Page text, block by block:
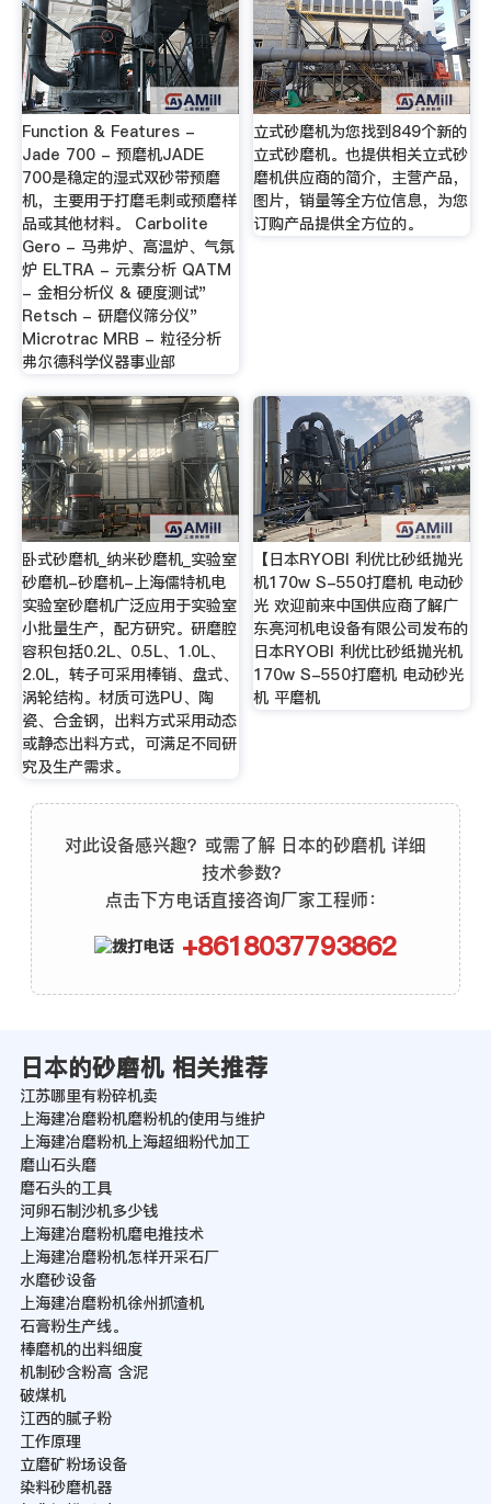
Function & Features -
Jade 700 - 预磨机JADE
700是稳定的湿式双砂带预磨
机，主要用于打磨毛刺或预磨样
品或其他材料。 Carbolite
Gero - 马弗炉、高温炉、气氛
炉 ELTRA - 元素分析 QATM
- 金相分析仪 & 硬度测试"
Retsch - 研磨仪筛分仪"
Microtrac MRB - 粒径分析
弗尔德科学仪器事业部
立式砂磨机为您找到849个新的
立式砂磨机。也提供相关立式砂
磨机供应商的简介，主营产品，
图片，销量等全方位信息，为您
订购产品提供全方位的。
卧式砂磨机_纳米砂磨机_实验室
砂磨机-砂磨机-上海儒特机电
实验室砂磨机广泛应用于实验室
小批量生产，配方研究。研磨腔
容积包括0.2L、0.5L、1.0L、
2.0L，转子可采用棒销、盘式、
涡轮结构。材质可选PU、陶
瓷、合金钢，出料方式采用动态
或静态出料方式，可满足不同研
究及生产需求。
【日本RYOBI 利优比砂纸抛光
机170w S-550打磨机 电动砂
光 欢迎前来中国供应商了解广
东亮河机电设备有限公司发布的
日本RYOBI 利优比砂纸抛光机
170w S-550打磨机 电动砂光
机 平磨机
对此设备感兴趣？或需了解 日本的砂磨机 详细
技术参数？
点击下方电话直接咨询厂家工程师：
+8618037793862
日本的砂磨机 相关推荐
江苏哪里有粉碎机卖
上海建冶磨粉机磨粉机的使用与维护
上海建冶磨粉机上海超细粉代加工
磨山石头磨
磨石头的工具
河卵石制沙机多少钱
上海建冶磨粉机磨电推技术
上海建冶磨粉机怎样开采石厂
水磨砂设备
上海建冶磨粉机徐州抓渣机
石膏粉生产线。
棒磨机的出料细度
机制砂含粉高 含泥
破煤机
江西的腻子粉
工作原理
立磨矿粉场设备
染料砂磨机器